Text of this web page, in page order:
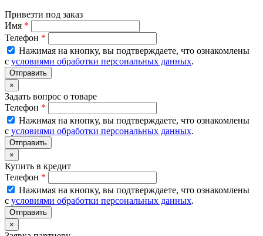
Привезти под заказ
Имя *
Телефон *
Нажимая на кнопку, вы подтверждаете, что ознакомлены
с условиями обработки персональных данных.
×
Задать вопрос о товаре
Телефон *
Нажимая на кнопку, вы подтверждаете, что ознакомлены
с условиями обработки персональных данных.
×
Купить в кредит
Телефон *
Нажимая на кнопку, вы подтверждаете, что ознакомлены
с условиями обработки персональных данных.
×